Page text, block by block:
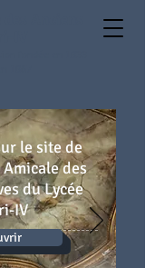
le site de
des
du Lycée
IV